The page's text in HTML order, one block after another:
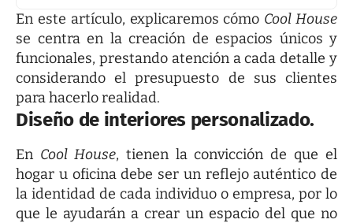
En este artículo, explicaremos cómo Cool House
se centra en la creación de espacios únicos y
funcionales, prestando atención a cada detalle y
considerando el presupuesto de sus clientes
para hacerlo realidad.
Diseño de interiores personalizado.
En Cool House, tienen la convicción de que el
hogar u oficina debe ser un reflejo auténtico de
la identidad de cada individuo o empresa, por lo
que le ayudarán a crear un espacio del que no